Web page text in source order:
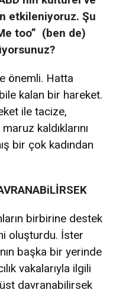
etkileniyoruz. Şu
too” (ben de)
önemli. Hatta
kalan bir hareket.
ile tacize,
kaldıklarını
bir çok kadından
birbirine destek
oluşturdu. İster
başka bir yerinde
vakalarıyla ilgili
davranabilirsek